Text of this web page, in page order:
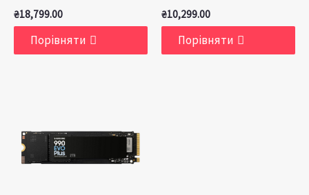
₴18,799.00
Порівняти
₴10,299.00
Порівняти